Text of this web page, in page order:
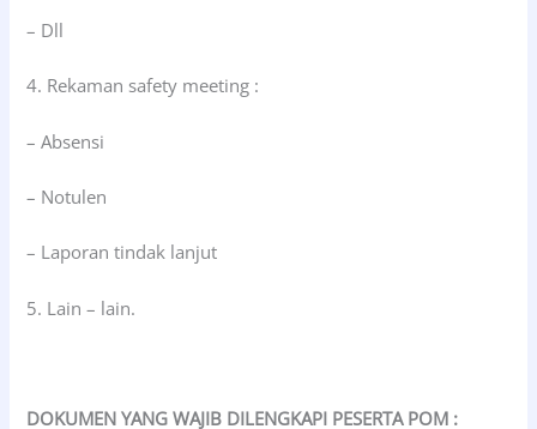
– Dll
4. Rekaman safety meeting :
– Absensi
– Notulen
– Laporan tindak lanjut
5. Lain – lain.
DOKUMEN YANG WAJIB DILENGKAPI PESERTA POM :